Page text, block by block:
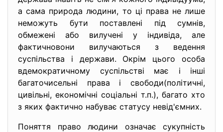
а сама природа людини, то ці права не лише
неможуть бути поставлені під сумнів,
обмежені або вилучені у індивіда, але
фактичновони вилучаються з ведення
суспільства і держави. Окрім цього особа
вдемократичному суспільстві має і інші
багаточисельні права і свободи(політичні,
цивільні, економічні соціальні т.п.), багато хто
з яких фактично набуває статусу невід'ємних.
Поняття право людини означає сукупність